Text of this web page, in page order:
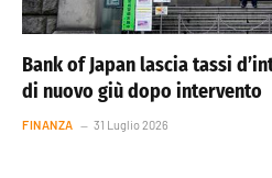
Bank of Japan lascia tassi
di nuovo giù dopo intervento
FINANZA 31 Luglio 2026